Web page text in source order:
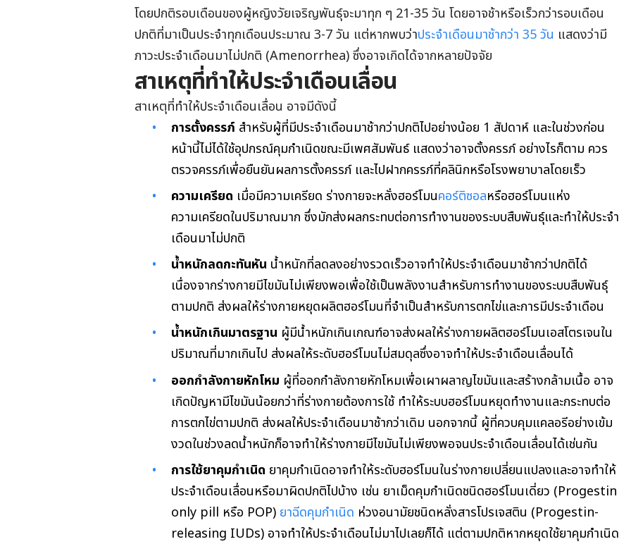
โดยปกติรอบเดือนของผู้หญิงวัยเจริญพันธุ์จะมาทุก ๆ 21-35 วัน โดยอาจช้าหรือเร็วกว่ารอบเดือน
ปกติที่มาเป็นประจำทุกเดือนประมาณ 3-7 วัน แต่หากพบว่าประจำเดือนมาช้ากว่า 35 วัน แสดงว่ามี
ภาวะประจำเดือนมาไม่ปกติ (Amenorrhea) ซึ่งอาจเกิดได้จากหลายปัจจัย
สาเหตุที่ทำให้ประจำเดือนเลื่อน
สาเหตุที่ทำให้ประจำเดือนเลื่อน อาจมีดังนี้
การตั้งครรภ์ สำหรับผู้ที่มีประจำเดือนมาช้ากว่าปกติไปอย่างน้อย 1 สัปดาห์ และในช่วงก่อน
หน้านี้ไม่ได้ใช้อุปกรณ์คุมกำเนิดขณะมีเพศสัมพันธ์ แสดงว่าอาจตั้งครรภ์ อย่างไรก็ตาม ควร
ตรวจครรภ์เพื่อยืนยันผลการตั้งครรภ์ และไปฝากครรภ์ที่คลินิกหรือโรงพยาบาลโดยเร็ว
ความเครียด เมื่อมีความเครียด ร่างกายจะหลั่งฮอร์โมนคอร์ติซอลหรือฮอร์โมนแห่ง
ความเครียดในปริมาณมาก ซึ่งมักส่งผลกระทบต่อการทำงานของระบบสืบพันธุ์และทำให้ประจำ
เดือนมาไม่ปกติ
น้ำหนักลดกะทันหัน น้ำหนักที่ลดลงอย่างรวดเร็วอาจทำให้ประจำเดือนมาช้ากว่าปกติได้
เนื่องจากร่างกายมีไขมันไม่เพียงพอเพื่อใช้เป็นพลังงานสำหรับการทำงานของระบบสืบพันธุ์
ตามปกติ ส่งผลให้ร่างกายหยุดผลิตฮอร์โมนที่จำเป็นสำหรับการตกไข่และการมีประจำเดือน
น้ำหนักเกินมาตรฐาน ผู้มีน้ำหนักเกินเกณฑ์อาจส่งผลให้ร่างกายผลิตฮอร์โมนเอสโตรเจนใน
ปริมาณที่มากเกินไป ส่งผลให้ระดับฮอร์โมนไม่สมดุลซึ่งอาจทำให้ประจำเดือนเลื่อนได้
ออกกำลังกายหักโหม ผู้ที่ออกกำลังกายหักโหมเพื่อเผาผลาญไขมันและสร้างกล้ามเนื้อ อาจ
เกิดปัญหามีไขมันน้อยกว่าที่ร่างกายต้องการใช้ ทำให้ระบบฮอร์โมนหยุดทำงานและกระทบต่อ
การตกไข่ตามปกติ ส่งผลให้ประจำเดือนมาช้ากว่าเดิม นอกจากนี้ ผู้ที่ควบคุมแคลอรีอย่างเข้ม
งวดในช่วงลดน้ำหนักก็อาจทำให้ร่างกายมีไขมันไม่เพียงพอจนประจำเดือนเลื่อนได้เช่นกัน
การใช้ยาคุมกำเนิด ยาคุมกำเนิดอาจทำให้ระดับฮอร์โมนในร่างกายเปลี่ยนแปลงและอาจทำให้
ประจำเดือนเลื่อนหรือมาผิดปกติไปบ้าง เช่น ยาเม็ดคุมกำเนิดชนิดฮอร์โมนเดี่ยว (Progestin
only pill หรือ POP) ยาฉีดคุมกำเนิด ห่วงอนามัยชนิดหลั่งสารโปรเจสติน (Progestin-
releasing IUDs) อาจทำให้ประจำเดือนไม่มาไปเลยก็ได้ แต่ตามปกติหากหยุดใช้ยาคุมกำเนิด